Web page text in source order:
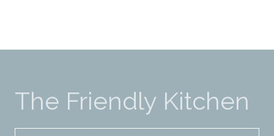
The Friendly Kitchen